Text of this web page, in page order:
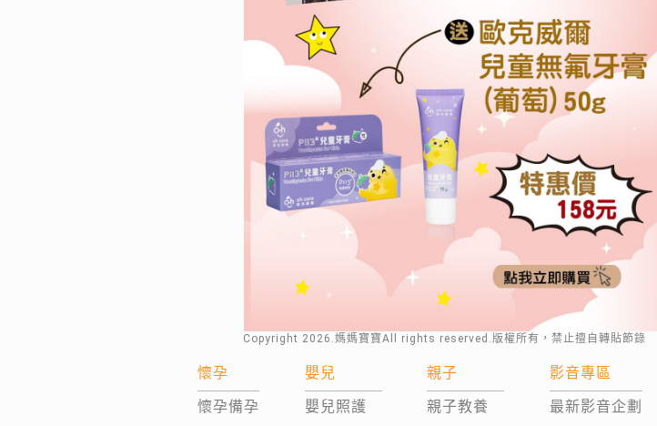
Copyright 2026 .媽媽寶寶All rights reserved.版權所有，禁止擅自轉貼節錄
懷孕
懷孕備孕
嬰兒
嬰兒照護
親子
親子教養
影音專區
最新影音企劃